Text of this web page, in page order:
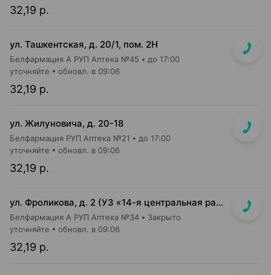
32,19 р.
ул. Ташкентская, д. 20/1, пом. 2Н
Белфармация А РУП Аптека №45 до 17:00
32,19 р.
уточняйте обновл. в 09:06
ул. Жилуновича, д. 20-18
Белфармация РУП Аптека №21 до 17:00
32,19 р.
уточняйте обновл. в 09:06
ул. Фроликова, д. 2 (УЗ «14-я центральная районная п-ка», 3 этаж)
Белфармация А РУП Аптека №34 Закрыто
32,19 р.
уточняйте обновл. в 09:06